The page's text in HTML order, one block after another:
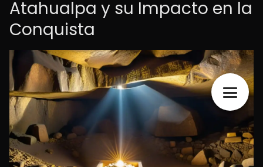
Atahualpa y su Impacto en la
Conquista